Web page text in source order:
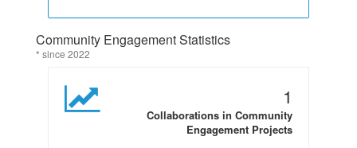
Community Engagement Statistics
* since 2022
1
Collaborations in Community
Engagement Projects